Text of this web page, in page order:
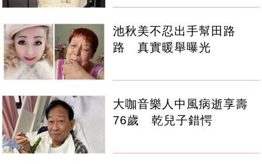
池秋美不忍出手幫田路
路 真實暖舉曝光
大咖音樂人中風病逝享壽
76歲 乾兒子錯愕